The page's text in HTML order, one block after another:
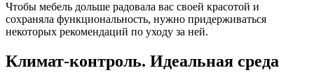
Чтобы мебель дольше радовала вас своей красотой и
сохраняла функциональность, нужно придерживаться
некоторых рекомендаций по уходу за ней.
Климат-контроль. Идеальная среда